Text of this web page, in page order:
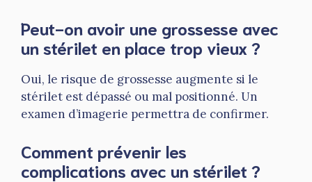
Peut-on avoir une grossesse avec
un stérilet en place trop vieux ?
Oui, le risque de grossesse augmente si le
stérilet est dépassé ou mal positionné. Un
examen d’imagerie permettra de confirmer.
Comment prévenir les
complications avec un stérilet ?